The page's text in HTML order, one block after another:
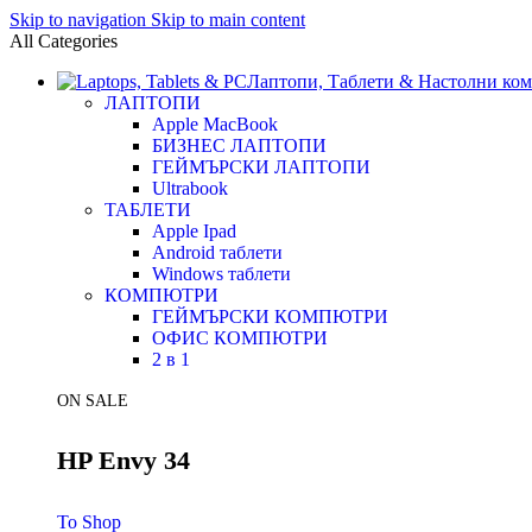
Skip to navigation Skip to main content
All Categories
Лаптопи, Таблети & Настолни
ЛАПТОПИ
Apple MacBook
БИЗНЕС ЛАПТОПИ
ГЕЙМЪРСКИ ЛАПТОПИ
Ultrabook
ТАБЛЕТИ
Apple Ipad
Android таблети
Windows таблети
КОМПЮТРИ
ГЕЙМЪРСКИ КОМПЮТРИ
ОФИС КОМПЮТРИ
2 в 1
ON SALE
HP Envy 34
To Shop